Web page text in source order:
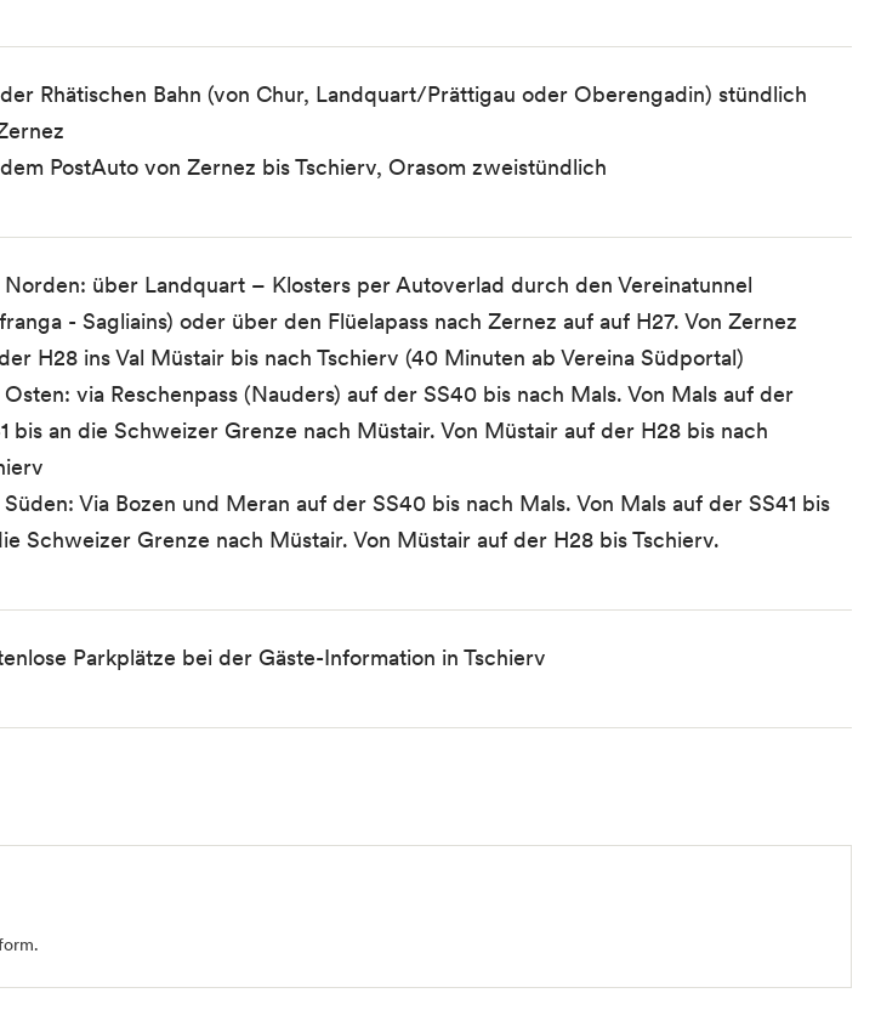
Rhätischen Bahn (von Chur, Landquart/Prättigau oder Oberengadin) stündlich
PostAuto von Zernez bis Tschierv, Orasom zweistündlich
Norden: über Landquart – Klosters per Autoverlad durch den Vereinatunnel
- Sagliains) oder über den Flüelapass nach Zernez auf auf H27. Von Zernez
H28 ins Val Müstair bis nach Tschierv (40 Minuten ab Vereina Südportal)
Osten: via Reschenpass (Nauders) auf der SS40 bis nach Mals. Von Mals auf der
bis an die Schweizer Grenze nach Müstair. Von Müstair auf der H28 bis nach
Süden: Via Bozen und Meran auf der SS40 bis nach Mals. Von Mals auf der SS41 bis
Schweizer Grenze nach Müstair. Von Müstair auf der H28 bis Tschierv.
Parkplätze bei der Gäste-Information in Tschierv